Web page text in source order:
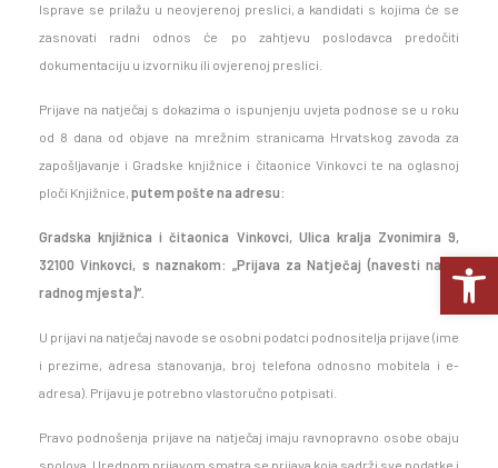
Isprave se prilažu u neovjerenoj preslici, a kandidati s kojima će se
zasnovati radni odnos će po zahtjevu poslodavca predočiti
dokumentaciju u izvorniku ili ovjerenoj preslici.
Prijave na natječaj s dokazima o ispunjenju uvjeta podnose se u roku
od 8 dana od objave na mrežnim stranicama Hrvatskog zavoda za
zapošljavanje i Gradske knjižnice i čitaonice Vinkovci te na oglasnoj
ploči Knjižnice, putem pošte na adresu:
Gradska knjižnica i čitaonica Vinkovci, Ulica kralja Zvonimira 9,
32100 Vinkovci, s naznakom: „Prijava za Natječaj (navesti naziv
radnog mjesta)“.
U prijavi na natječaj navode se osobni podatci podnositelja prijave (ime
i prezime, adresa stanovanja, broj telefona odnosno mobitela i e-
adresa). Prijavu je potrebno vlastoručno potpisati.
Pravo podnošenja prijave na natječaj imaju ravnopravno osobe obaju
spolova. Urednom prijavom smatra se prijava koja sadrži sve podatke i